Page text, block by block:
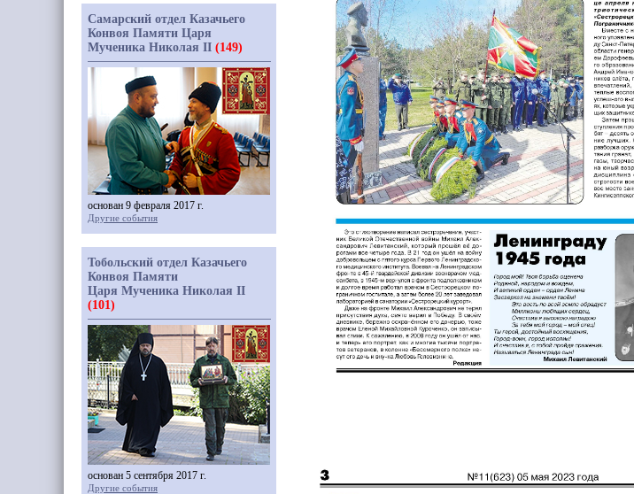
Самарский отдел Казачьего
Конвоя Памяти Царя
Мученика Николая II (149)
основан 9 февраля 2017 г.
Другие события
Тобольский отдел Казачьего
Конвоя Памяти
Царя Мученика Николая II
(101)
основан 5 сентября 2017 г.
Другие события